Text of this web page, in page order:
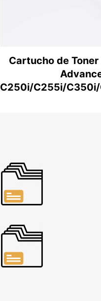
Cartucho de Toner
C250i/C255i/